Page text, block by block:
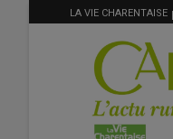
MENU
FILIÈRE
LA VIE CHARENTAISE